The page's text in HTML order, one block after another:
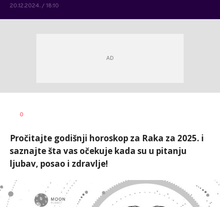
20.12.2024. / 18:10
0
Pročitajte godišnji horoskop za Raka za 2025. i
saznajte šta vas očekuje kada su u pitanju
ljubav, posao i zdravlje!